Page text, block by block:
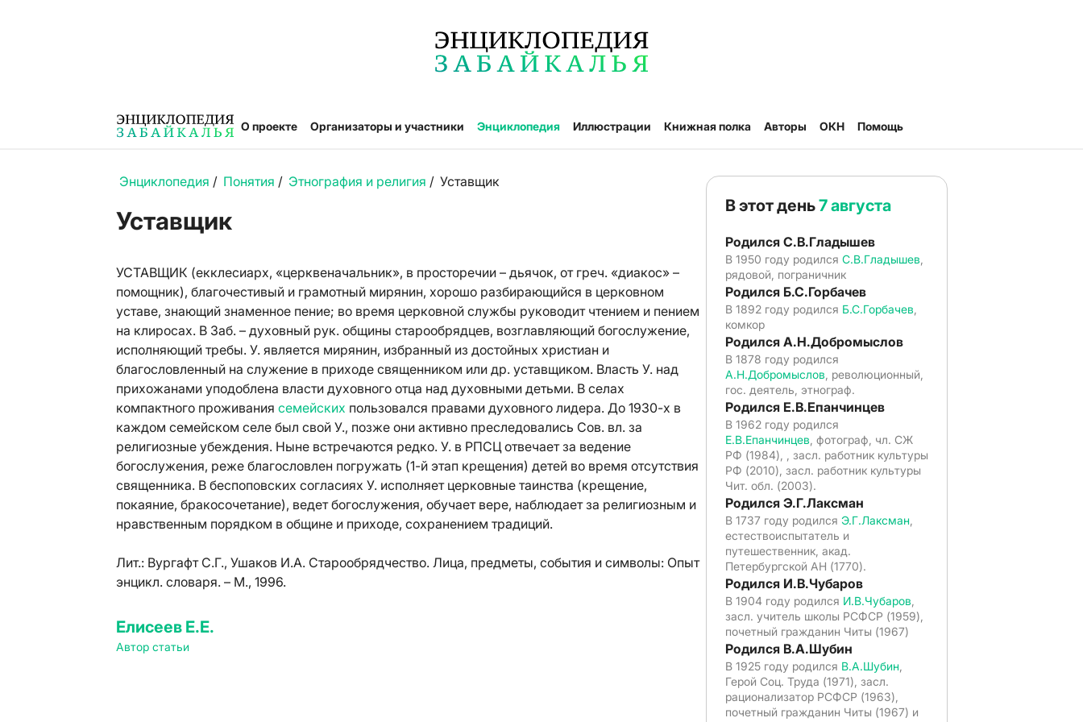
О проекте Организаторы и участники Энциклопедия Иллюстрации Книжная полка Авторы ОКН Помощь
Энциклопедия / Понятия / Этнография и религия / Уставщик
Уставщик
УСТАВЩИК (екклесиарх, «церквеначальник», в просторечии – дьячок, от греч. «диакос» –
помощник), благочестивый и грамотный мирянин, хорошо разбирающийся в церковном
уставе, знающий знаменное пение; во время церковной службы руководит чтением и пением
на клиросах. В Заб. – духовный рук. общины старообрядцев, возглавляющий богослужение,
исполняющий требы. У. является мирянин, избранный из достойных христиан и
благословленный на служение в приходе священником или др. уставщиком. Власть У. над
прихожанами уподоблена власти духовного отца над духовными детьми. В селах
компактного проживания семейских пользовался правами духовного лидера. До 1930-х в
каждом семейском селе был свой У., позже они активно преследовались Сов. вл. за
религиозные убеждения. Ныне встречаются редко. У. в РПСЦ отвечает за ведение
богослужения, реже благословлен погружать (1-й этап крещения) детей во время отсутствия
священника. В беспоповских согласиях У. исполняет церковные таинства (крещение,
покаяние, бракосочетание), ведет богослужения, обучает вере, наблюдает за религиозным и
нравственным порядком в общине и приходе, сохранением традиций.
Лит.: Вургафт С.Г., Ушаков И.А. Старообрядчество. Лица, предметы, события и символы: Опыт
энцикл. словаря. – М., 1996.
Елисеев Е.Е.
Автор статьи
В этот день7 августа
Родился С.В.Гладышев
В 1950 году родился С.В.Гладышев
рядовой, пограничник
Родился Б.С.Горбачев
В 1892 году родился Б.С.Горбачев
комкор
Родился А.Н.Добромыслов
В 1878 году родился
А.Н.Добромыслов , революционный,
гос. деятель, этнограф.
Родился Е.В.Епанчинцев
В 1962 году родился
Е.В.Епанчинцев , фотограф, чл. СЖ
РФ (1984), , засл. работник культуры
РФ (2010), засл. работник культуры
Чит. обл. (2003).
Родился Э.Г.Лаксман
В 1737 году родился Э.Г.Лаксман
естествоиспытатель и
путешественник, акад.
Петербургской АН (1770).
Родился И.В.Чубаров
В 1904 году родился И.В.Чубаров
засл. учитель школы РСФСР (1959),
почетный гражданин Читы (1967)
Родился В.А.Шубин
В 1925 году родился В.А.Шубин
Герой Соц. Труда (1971), засл.
рационализатор РСФСР (1963),
почетный гражданин Читы (1967) и